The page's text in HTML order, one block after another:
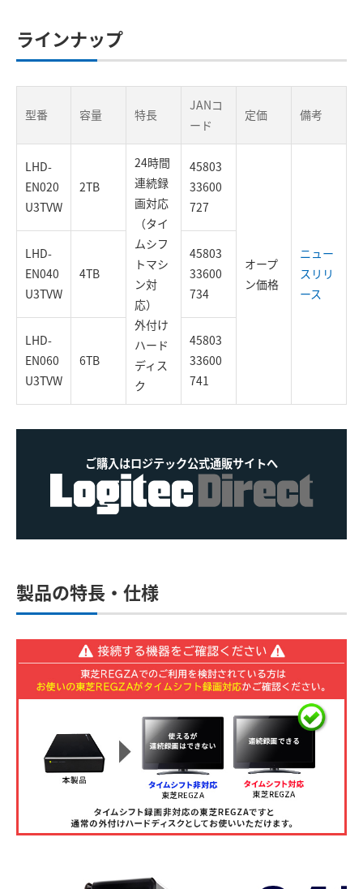
ラインナップ
型番 容量 特長
JANコ
ード
定価 備考
LHD-
EN020
U3TVW
2TB
24時間
連続録
画対応
（タイ
ムシフ
トマシ
ン対
応）
外付け
ハード
ディス
ク
45803
33600
727
オープ
ン価格
ニュー
スリリ
ース
LHD-
EN040
U3TVW
4TB
45803
33600
734
LHD-
EN060
U3TVW
6TB
45803
33600
741
ご購入はロジテック公式通販サイトへ
製品の特長・仕様